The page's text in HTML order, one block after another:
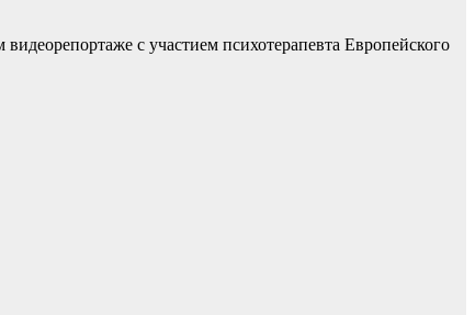
с участием психотерапевта Европейского